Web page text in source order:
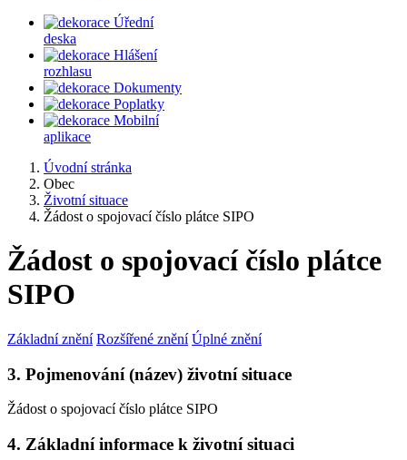
Úřední
deska
Hlášení
rozhlasu
Dokumenty
Poplatky
Mobilní
aplikace
Úvodní stránka
Obec
Životní situace
Žádost o spojovací číslo plátce SIPO
Žádost o spojovací číslo plátce
SIPO
Základní znění Rozšířené znění Úplné znění
3. Pojmenování (název) životní situace
Žádost o spojovací číslo plátce SIPO
4. Základní informace k životní situaci